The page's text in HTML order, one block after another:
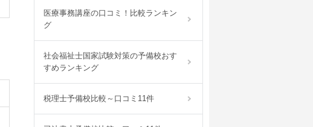
医療事務講座の口コミ！比較ランキン
グ
社会福祉士国家試験対策の予備校おす
すめランキング
税理士予備校比較～口コミ11件